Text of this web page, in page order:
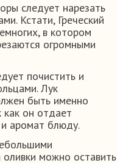
следует нарезать
Кстати, Греческий
в котором
огромными
почистить и
Лук
быть именно
как он отдает
аромат блюду.
оливки можно оставить